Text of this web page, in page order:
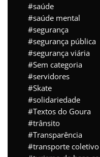
saúde
saúde mental
segurança
segurança pública
segurança viária
Sem categoria
servidores
Skate
solidariedade
Textos do Goura
trânsito
Transparência
transporte coletivo